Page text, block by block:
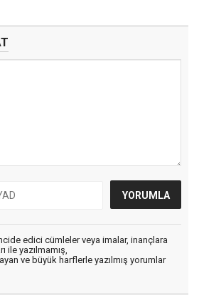
edici cümleler veya imalar, inançlara
ile yazılmamış,
ve büyük harflerle yazılmış yorumlar